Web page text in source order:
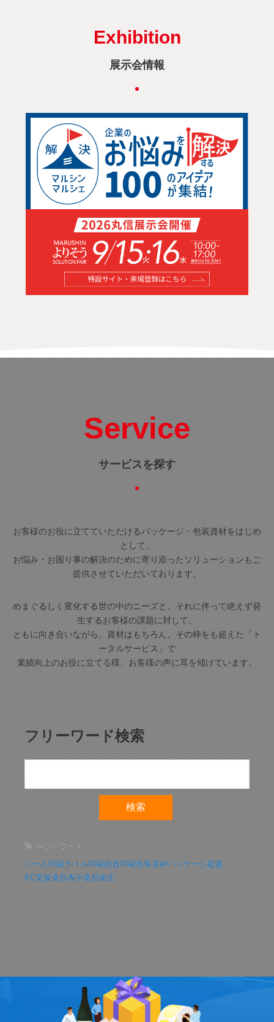
Exhibition
展示会情報
Service
サービスを探す
お客様のお役に立てていただけるパッケージ・包装資材をはじめ
として、
お悩み・お困り事の解決のために寄り添ったソリューションもご
提供させていただいております。
めまぐるしく変化する世の中のニーズと、それに伴って絶えず発
生するお客様の課題に対して、
ともに向き合いながら、資材はもちろん、その枠をも超えた「ト
ータルサービス」で
業績向上のお役に立てる様、お客様の声に耳を傾けています。
フリーワード検索
ホットワード：
シール印刷ラベル印刷紙器印刷包装資材パッケージ提案
EC支援食品表示食品衛生